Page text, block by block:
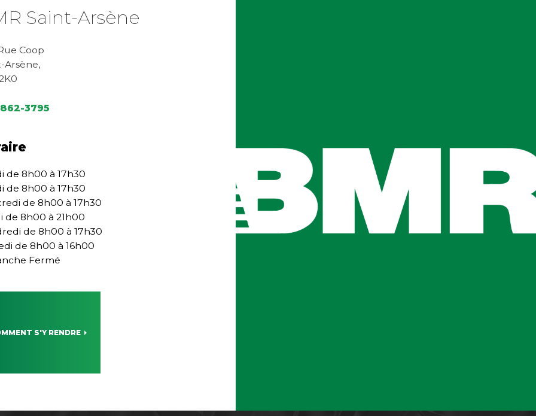
Saint-Arsène
Coop
Arsène,
3795
de 8h00 à 17h30
de 8h00 à 17h30
de 8h00 à 17h30
de 8h00 à 21h00
de 8h00 à 17h30
de 8h00 à 16h00
Fermé
S'Y RENDRE